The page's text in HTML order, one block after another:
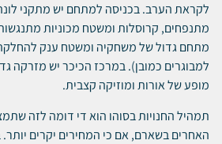
לקראת הערב. בכניסה למתחם יש מתקני
מתנפחים, קרוסלות ומשטח מכוניות
מתחם גדול של משחקיה ומשטח ענק
למבוגרים כמובן). במרכז הכיכר יש מזרקה
מופע של אורות ומוזיקה קצבית.
תמהיל החנויות בסוהו הוא די דומה לזה
האחרים בשארם, אם כי המחירים יקרים יותר.